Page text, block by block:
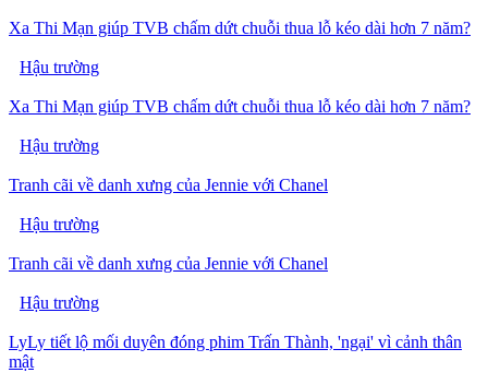
Xa Thi Mạn giúp TVB chấm dứt chuỗi thua lỗ kéo dài hơn 7 năm?
Hậu trường
Xa Thi Mạn giúp TVB chấm dứt chuỗi thua lỗ kéo dài hơn 7 năm?
Hậu trường
Tranh cãi về danh xưng của Jennie với Chanel
Hậu trường
Tranh cãi về danh xưng của Jennie với Chanel
Hậu trường
LyLy tiết lộ mối duyên đóng phim Trấn Thành, 'ngại' vì cảnh thân
mật